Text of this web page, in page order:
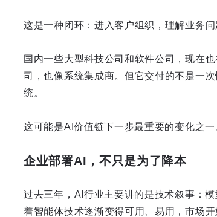
这是一种闭环：进入客户组织，理解业务
国内一些大型科技公司和软件公司，现在
司，也像系统集成商。但它交付的不是一
统。
这可能是AI价值链下一步最重要的变化之一
企业部署AI，不只是为了降本
过去三年，AI行业主要讲的是技术叙事：
着智能体技术逐渐变得可用、易用，市场